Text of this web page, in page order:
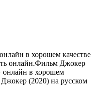
в хорошем качестве
онлайн.Фильм Джокер
онлайн в хорошем
(2020) на русском